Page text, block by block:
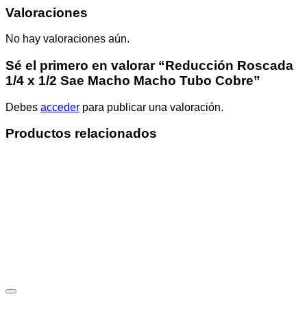
Valoraciones
No hay valoraciones aún.
Sé el primero en valorar “Reducción Roscada
1/4 x 1/2 Sae Macho Macho Tubo Cobre”
Debes acceder para publicar una valoración.
Productos relacionados